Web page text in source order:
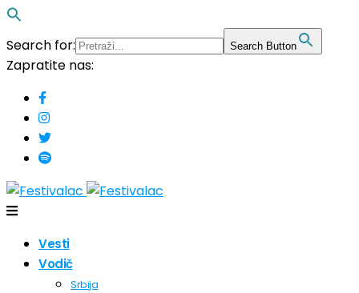
Search for: Search Button
Zapratite nas:
Vesti
Vodič
Srbija